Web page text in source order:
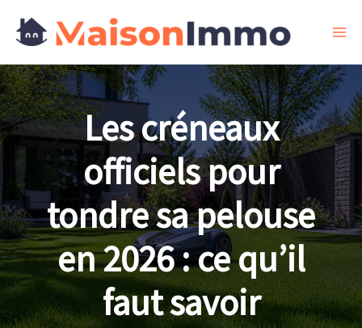
Les créneaux
officiels pour
tondre sa pelouse
en 2026 : ce qu’il
faut savoir